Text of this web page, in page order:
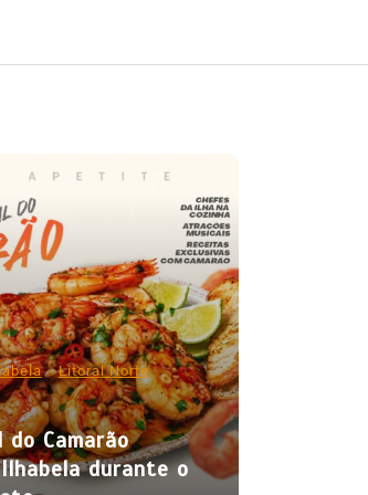
Litoral Norte
do Camarão
durante o